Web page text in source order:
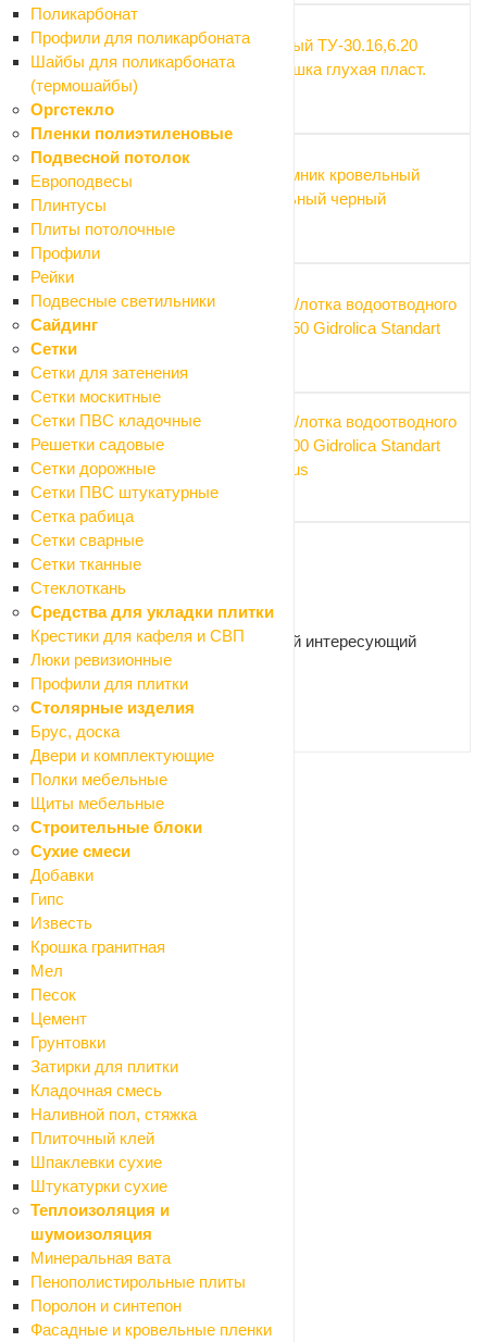
Поликарбонат
Профили для поликарбоната
Шайбы для поликарбоната
(термошайбы)
Оргстекло
Пленки полиэтиленовые
Подвесной потолок
Европодвесы
Плинтусы
Плиты потолочные
Профили
Рейки
Подвесные светильники
Сайдинг
Сетки
Сетки для затенения
Сетки москитные
Сетки ПВС кладочные
Решетки садовые
Сетки дорожные
Сетки ПВС штукатурные
Сетка рабица
Сетки сварные
Сетки тканные
Стеклоткань
Средства для укладки плитки
Крестики для кафеля и СВП
Люки ревизионные
Профили для плитки
Столярные изделия
Брус, доска
Двери и комплектующие
Полки мебельные
Щиты мебельные
Строительные блоки
Сухие смеси
Добавки
Гипс
Известь
Крошка гранитная
Мел
Песок
Цемент
Грунтовки
Затирки для плитки
Кладочная смесь
Наливной пол, стяжка
Плиточный клей
Шпаклевки сухие
Штукатурки сухие
Теплоизоляция и
шумоизоляция
Минеральная вата
Пенополистирольные плиты
Поролон и синтепон
Фасадные и кровельные пленки
Трап уличный ТУ-30.16,6.20
пласт.+крышка глухая пласт.
Ливнеприемник кровельный
универсальный черный
Заглушка д/лотка водоотводного
пласт. DN150 Gidrolica Standart
Заглушка д/лотка водоотводного
пласт. DN100 Gidrolica Standart
/Standart Plus
176.70 ₽
Нужна консультация?
Наши специалисты ответят на любой интересующий
вопрос
ЗАДАТЬ ВОПРОС
Ваше имя*
Телефон
Email
Название товара
Ссылка на товар другого магазина
Сообщение